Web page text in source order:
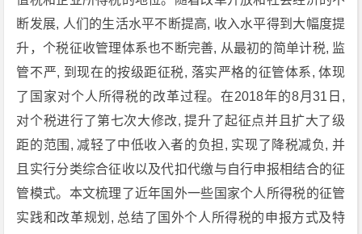
断发展, 人们的生活水平不断提高, 收入水平得到大幅度提
升，个税征收管理体系也不断完善, 从最初的简单计税, 监
管不严, 到现在的按级距征税, 落实严格的征管体系, 体现
了国家对个人所得税的改革过程。在2018年的8月31日,
对个税进行了第七次大修改, 提升了起征点并且扩大了级
距的范围, 减轻了中低收入者的负担, 实现了降税减负, 并
且实行分类综合征收以及代扣代缴与自行申报相结合的征
管模式。本文梳理了近年国外一些国家个人所得税的征管
实践和改革规划, 总结了国外个人所得税的申报方式及特